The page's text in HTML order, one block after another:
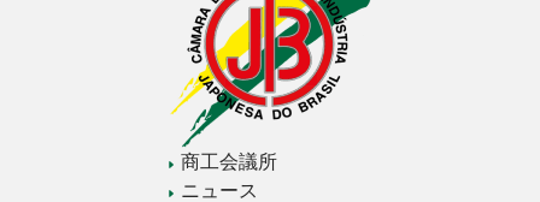
商工会議所
ニュース